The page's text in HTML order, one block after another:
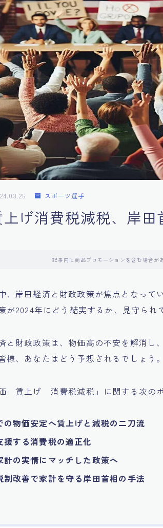
スポーツ選手
げ消費税減税、岸田
記事内に商品プロモーションを含む場合が
、岸田経済と財政政策が焦点となって
が2024年にどう結実するか、見守られ
と財政政策は、物価高の不安を解消し
様、あなたはどう予想されるでしょう。
賃上げ 消費税減税」に関する次のポ
の物価安定へ賃上げと減税の二刀流
援する消費税の適正化
計の実情にマッチした政策へ
制改善で家計を守る岸田首相の手法